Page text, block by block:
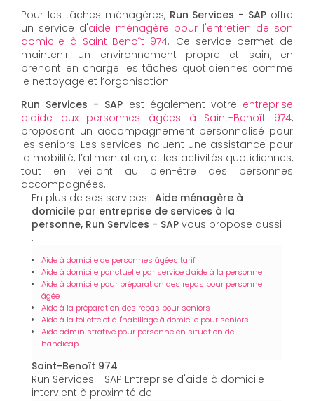
Pour les tâches ménagères, Run Services - SAP offre
un service d'aide ménagère pour l'entretien de son
domicile à Saint-Benoît 974. Ce service permet de
maintenir un environnement propre et sain, en
prenant en charge les tâches quotidiennes comme
le nettoyage et l’organisation.
Run Services - SAP est également votre entreprise
d'aide aux personnes âgées à Saint-Benoît 974,
proposant un accompagnement personnalisé pour
les seniors. Les services incluent une assistance pour
la mobilité, l’alimentation, et les activités quotidiennes,
tout en veillant au bien-être des personnes
accompagnées.
En plus de ses services : Aide ménagère à
domicile par entreprise de services à la
personne, Run Services - SAP vous propose aussi
:
Aide à domicile de personnes âgées tarif
Aide à domicile ponctuelle par service d'aide à la personne
Aide à domicile pour préparation des repas pour personne
âgée
Aide à la préparation des repas pour seniors
Aide à la toilette et à l'habillage à domicile pour seniors
Aide administrative pour personne en situation de
handicap
Saint-Benoît 974
Run Services - SAP Entreprise d'aide à domicile
intervient à proximité de :